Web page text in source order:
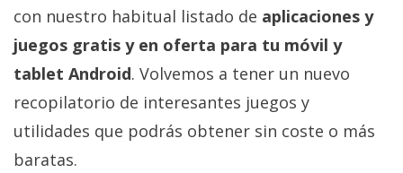
con nuestro habitual listado de aplicaciones y
juegos gratis y en oferta para tu móvil y
tablet Android. Volvemos a tener un nuevo
recopilatorio de interesantes juegos y
utilidades que podrás obtener sin coste o más
baratas.